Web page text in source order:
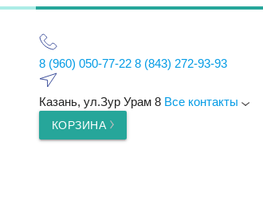
8 (960) 050-77-22 8 (843) 272-93-93
Казань, ул.Зур Урам 8 Все контакты
КОРЗИНА